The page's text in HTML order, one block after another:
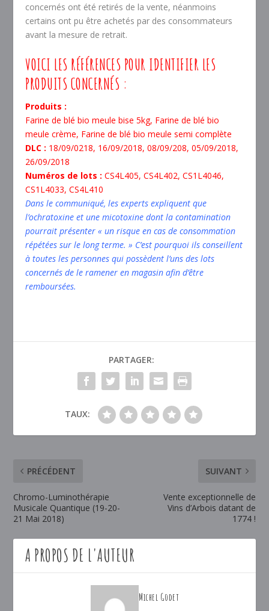
concernés ont été retirés de la vente, néanmoins
certains ont pu être achetés par des consommateurs
avant la mesure de retrait.
VOICI LES RÉFÉRENCES POUR IDENTIFIER LES
PRODUITS CONCERNÉS :
Produits :
Farine de blé bio meule bise 5kg, Farine de blé bio
meule crème, Farine de blé bio meule semi complète
DLC : 18/09/0218, 16/09/2018, 08/09/208, 05/09/2018,
26/09/2018
Numéros de lots :CS4L405, CS4L402, CS1L4046,
CS1L4033, CS4L410
Dans le communiqué, les experts expliquent que
l’ochratoxine et une micotoxine dont la contamination
pourrait présenter « un risque en cas de consommation
répétées sur le long terme. » C’est pourquoi ils conseillent
à toutes les personnes qui possèdent l’uns des lots
concernés de le ramener en magasin afin d’être
remboursées.
PARTAGER:
TAUX:
PRÉCÉDENT
Chromo-Luminothérapie
Musicale Quantique (19-20-
21 Mai 2018)
SUIVANT
Vente exceptionnelle de
Vins d’Arbois datant de
1774 !
A PROPOS DE L'AUTEUR
Michel Godet